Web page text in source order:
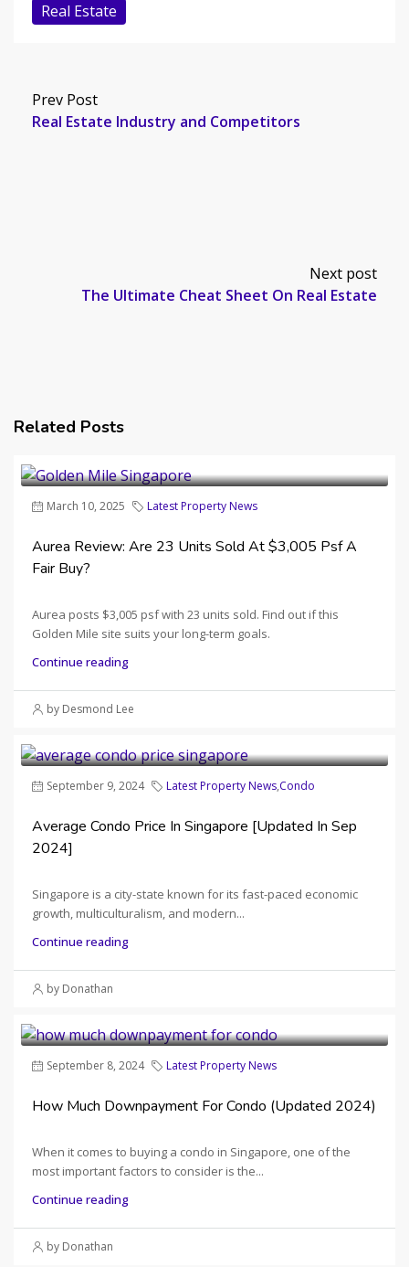
Real Estate
Prev Post
Real Estate Industry and Competitors
Next post
The Ultimate Cheat Sheet On Real Estate
Related Posts
March 10, 2025 Latest Property News
Aurea Review: Are 23 Units Sold At $3,005 Psf A
Fair Buy?
Aurea posts $3,005 psf with 23 units sold. Find out if this
Golden Mile site suits your long-term goals.
Continue reading
by Desmond Lee
September 9, 2024 Latest Property News,Condo
Average Condo Price In Singapore [Updated In Sep
2024]
Singapore is a city-state known for its fast-paced economic
growth, multiculturalism, and modern...
Continue reading
by Donathan
September 8, 2024 Latest Property News
How Much Downpayment For Condo (Updated 2024)
When it comes to buying a condo in Singapore, one of the
most important factors to consider is the...
Continue reading
by Donathan